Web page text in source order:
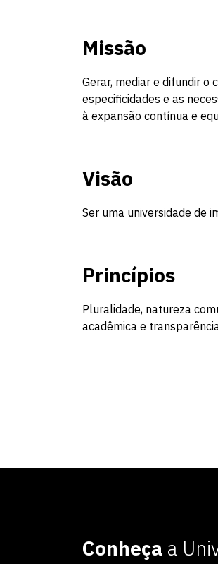
Missão
Gerar, mediar e difundir o
especificidades e as
à expansão contínua e
Visão
Ser uma universidade de
Princípios
Pluralidade, natureza
acadêmica e
Conheça a